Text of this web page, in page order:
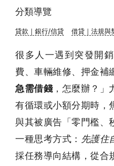
分類導覽
貸款｜銀行/信貸 借貸｜法規與
很多人一遇到突發開
費、車輛維修、押金
急需借錢 ，怎麼辦？
有循環或小額分期時，
與其被廣告「零門檻、
一種思考方式： 先護住
採任務導向結構，從合